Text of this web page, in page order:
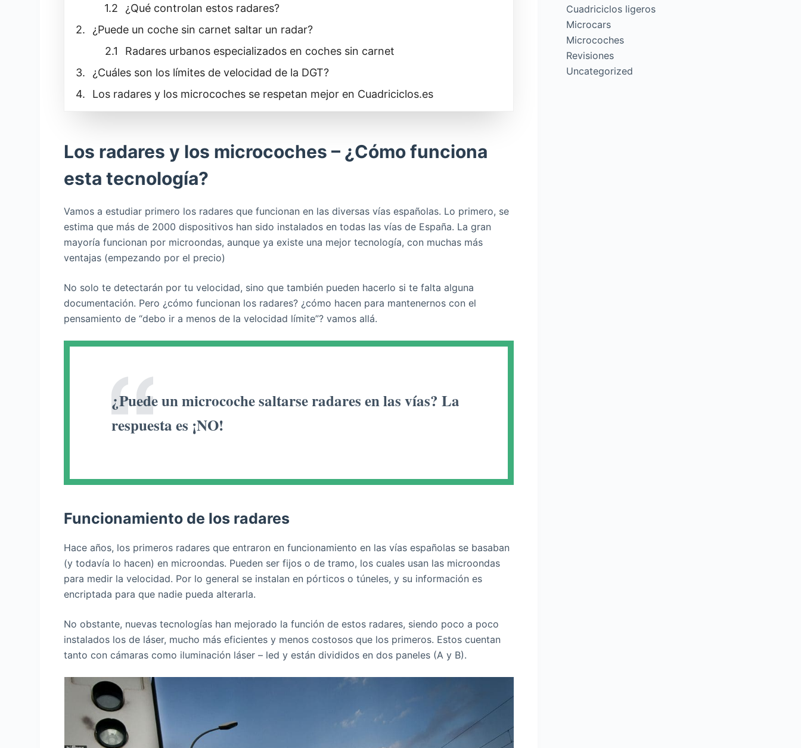
¿Qué controlan estos radares?
¿Puede un coche sin carnet saltar un radar?
Radares urbanos especializados en coches sin carnet
¿Cuáles son los límites de velocidad de la DGT?
Los radares y los microcoches se respetan mejor en Cuadriciclos.es
Los radares y los microcoches – ¿Cómo funciona
esta tecnología?
Vamos a estudiar primero los radares que funcionan en las diversas vías españolas. Lo primero, se
estima que más de 2000 dispositivos han sido instalados en todas las vías de España. La gran
mayoría funcionan por microondas, aunque ya existe una mejor tecnología, con muchas más
ventajas (empezando por el precio)
No solo te detectarán por tu velocidad, sino que también pueden hacerlo si te falta alguna
documentación. Pero ¿cómo funcionan los radares? ¿cómo hacen para mantenernos con el
pensamiento de “debo ir a menos de la velocidad límite”? vamos allá.
¿Puede un microcoche saltarse radares en las vías? La
respuesta es ¡NO!
Funcionamiento de los radares
Hace años, los primeros radares que entraron en funcionamiento en las vías españolas se basaban
(y todavía lo hacen) en microondas. Pueden ser fijos o de tramo, los cuales usan las microondas
para medir la velocidad. Por lo general se instalan en pórticos o túneles, y su información es
encriptada para que nadie pueda alterarla.
No obstante, nuevas tecnologías han mejorado la función de estos radares, siendo poco a poco
instalados los de láser, mucho más eficientes y menos costosos que los primeros. Estos cuentan
tanto con cámaras como iluminación láser – led y están divididos en dos paneles (A y B).
Cuadriciclos ligeros
Microcars
Microcoches
Revisiones
Uncategorized